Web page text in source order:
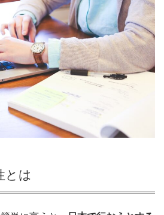
とは